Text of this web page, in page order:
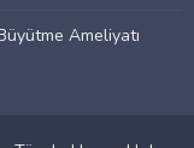
Ameliyatı